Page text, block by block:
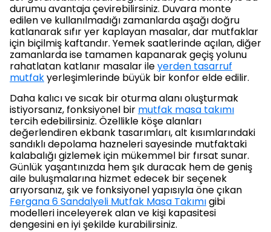
durumu avantaja çevirebilirsiniz. Duvara monte
edilen ve kullanılmadığı zamanlarda aşağı doğru
katlanarak sıfır yer kaplayan masalar, dar mutfaklar
için biçilmiş kaftandır. Yemek saatlerinde açılan, diğer
zamanlarda ise tamamen kapanarak geçiş yolunu
rahatlatan katlanır masalar ileyerden tasarruf
mutfakyerleşimlerinde büyük bir konfor elde edilir.
Daha kalıcı ve sıcak bir oturma alanı oluşturmak
istiyorsanız, fonksiyonel bir mutfak masa takımı
tercih edebilirsiniz. Özellikle köşe alanları
değerlendiren ekbank tasarımları, alt kısımlarındaki
sandıklı depolama hazneleri sayesinde mutfaktaki
kalabalığı gizlemek için mükemmel bir fırsat sunar.
Günlük yaşantınızda hem şık duracak hem de geniş
aile buluşmalarına hizmet edecek bir seçenek
arıyorsanız, şık ve fonksiyonel yapısıyla öne çıkan
Fergana 6 Sandalyeli Mutfak Masa Takımıgibi
modelleri inceleyerek alan ve kişi kapasitesi
dengesini en iyi şekilde kurabilirsiniz.